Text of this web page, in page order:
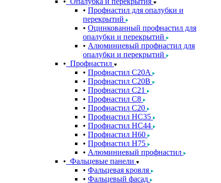
Профнастил для опалубки и
перекрытий
Оцинкованный профнастил для
опалубки и перекрытий
Алюминиевый профнастил для
опалубки и перекрытий
Профнастил
Профнастил С20A
Профнастил С20B
Профнастил С21
Профнастил С8
Профнастил С20
Профнастил НС35
Профнастил НС44
Профнастил Н60
Профнастил Н75
Алюминиевый профнастил
Фальцевые панели
Фальцевая кровля
Фальцевый фасад